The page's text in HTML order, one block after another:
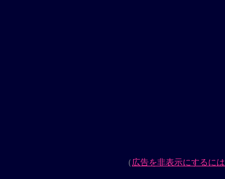
（広告を非表示にするには